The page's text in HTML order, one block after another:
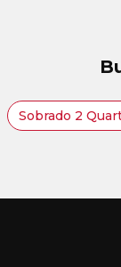
Sobrado 2